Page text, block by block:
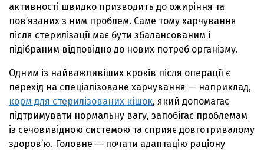
активності швидко призводить до ожиріння та
пов’язаних з ним проблем. Саме тому харчування
після стерилізації має бути збалансованим і
підібраним відповідно до нових потреб організму.
Одним із найважливіших кроків після операції є
перехід на спеціалізоване харчування — наприклад,
корм для стерилізованих кішок, який допомагає
підтримувати нормальну вагу, запобігає проблемам
із сечовивідною системою та сприяє довготривалому
здоров’ю. Головне — почати адаптацію раціону